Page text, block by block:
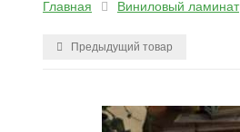
Главная Виниловый ламинат
Предыдущий товар